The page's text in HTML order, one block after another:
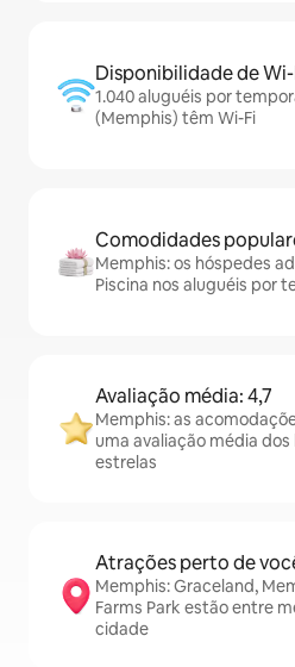
Disponibilidade de
1.040 aluguéis por
(Memphis) têm Wi-Fi
Comodidades
Memphis: os hóspedes
Piscina nos aluguéis por
Avaliação média: 4,7
Memphis: as
uma avaliação média
estrelas
Atrações perto de
Memphis: Graceland,
Farms Park estão entre
cidade